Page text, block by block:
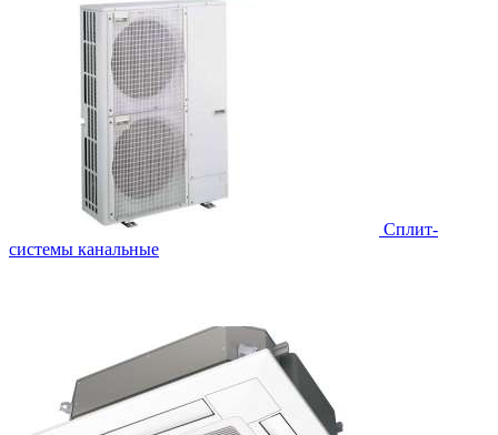
Сплит-
системы канальные